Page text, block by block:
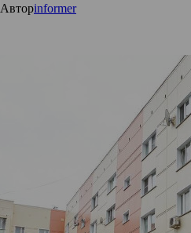
Авторinformer